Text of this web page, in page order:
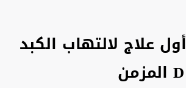
إدارة FDA أول علاج لالتهاب الكبد